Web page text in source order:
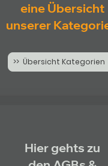
eine Übersicht
unserer
>> Übersicht Kategorien
Hier gehts zu